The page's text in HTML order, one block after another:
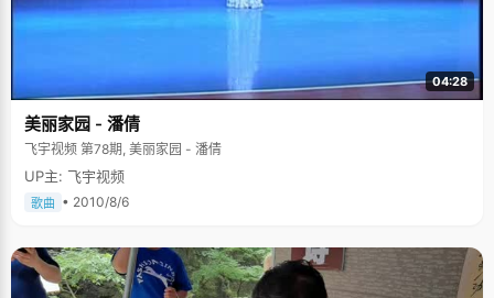
04:28
美丽家园 - 潘倩
飞宇视频 第78期, 美丽家园 - 潘倩
UP主: 飞宇视频
歌曲 • 2010/8/6